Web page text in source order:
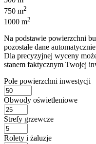
750 m2
1000 m2
Na podstawie powierzchni
pozostałe dane
Dla precyzyjnej wyceny
stanem faktycznym Twojej
Pole powierzchni inwestycji
Obwody oświetleniowe
Strefy grzewcze
Rolety i żaluzje